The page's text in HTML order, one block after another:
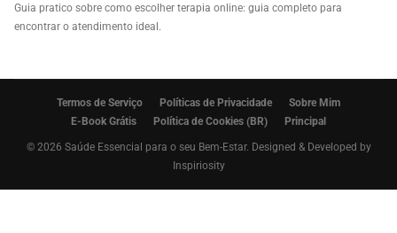
Guia pratico sobre como escolher terapia online: guia completo para
encontrar o atendimento ideal.
Termos de Serviço Políticas de Privacidade
Sobre Mim
E-Book Grátis
Política de Cookies (BR) Principal
© 2026 Saúde Essencial para o seu Bem-Estar. Designed & Developed by
Inspiriosity